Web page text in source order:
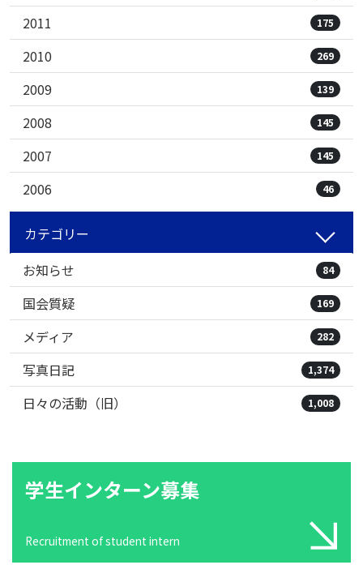
2011 175
2010 269
2009 139
2008 145
2007 145
2006 46
カテゴリー
お知らせ
84
国会質疑 169
メディア 282
写真日記 1,374
日々の活動（旧） 1,008
学生インターン募集
Recruitment of student intern